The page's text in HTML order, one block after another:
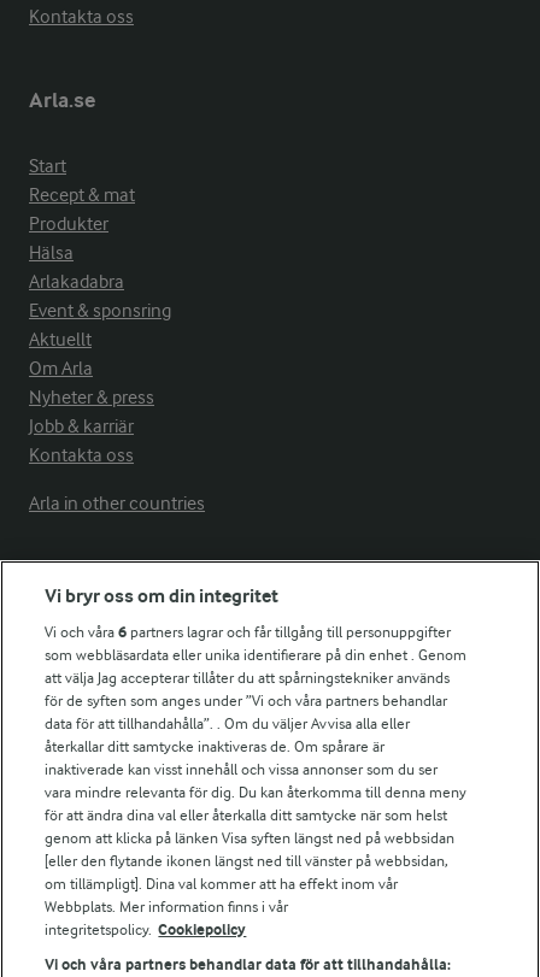
Kontakta oss
Arla.se
Start
Recept & mat
Produkter
Hälsa
Arlakadabra
Event & sponsring
Aktuellt
Om Arla
Nyheter & press
Jobb & karriär
Kontakta oss
Arla in other countries
Fler Arlasajter
För ägare
Arlas kundportal
Arla.com
Falbygdens Ost
Arla webbshop
Bildbank
Följ oss
Vi bryr oss om din integritet
Vi och våra6 partners lagrar och får tillgång till personuppgifter
som webbläsardata eller unika identifierare på din enhet . Genom
att välja Jag accepterar tillåter du att spårningstekniker används
för de syften som anges under ”Vi och våra partners behandlar
data för att tillhandahålla”. . Om du väljer Avvisa alla eller
återkallar ditt samtycke inaktiveras de. Om spårare är
inaktiverade kan visst innehåll och vissa annonser som du ser
vara mindre relevanta för dig. Du kan återkomma till denna meny
för att ändra dina val eller återkalla ditt samtycke när som helst
genom att klicka på länken Visa syften längst ned på webbsidan
[eller den flytande ikonen längst ned till vänster på webbsidan,
om tillämpligt]. Dina val kommer att ha effekt inom vår
Webbplats. Mer information finns i vår
integritetspolicy. Cookiepolicy
Vi och våra partners behandlar data för att tillhandahålla: